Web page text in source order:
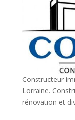
Constructeur
Lorraine.
rénovation et